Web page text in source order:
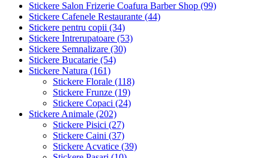
Stickere Salon Frizerie Coafura Barber Shop (99)
Stickere Cafenele Restaurante (44)
Stickere pentru copii (34)
Stickere Intrerupatoare (53)
Stickere Semnalizare (30)
Stickere Bucatarie (54)
Stickere Natura (161)
Stickere Florale (118)
Stickere Frunze (19)
Stickere Copaci (24)
Stickere Animale (202)
Stickere Pisici (27)
Stickere Caini (37)
Stickere Acvatice (39)